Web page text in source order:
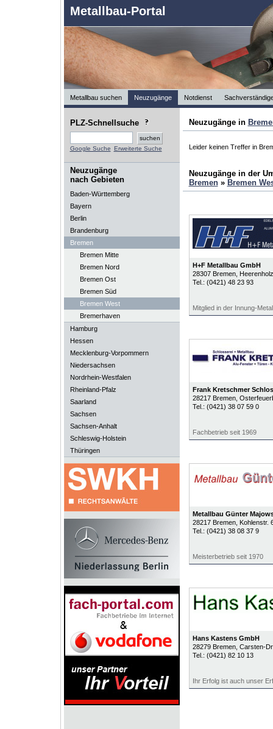
Metallbau-Portal
Metallbau suchen Neuzugänge Notdienst
PLZ-Schnellsuche
Google Suche Erweiterte Suche
Neuzugänge
nach Gebieten
Baden-Württemberg
Bayern
Berlin
Brandenburg
Bremen
Bremen Mitte
Bremen Nord
Bremen Ost
Bremen Süd
Bremen West
Bremerhaven
Hamburg
Hessen
Mecklenburg-Vorpommern
Niedersachsen
Nordrhein-Westfalen
Rheinland-Pfalz
Saarland
Sachsen
Sachsen-Anhalt
Schleswig-Holstein
Thüringen
Neuzugänge in
Leider keinen Treffer in
Neuzugänge in der
Bremen» Bremen
H+F Metallbau GmbH
28307 Bremen,
Tel.: (0421) 48 23 93
Mitglied in der Innung-
Frank Kretschmer
28217 Bremen,
Tel.: (0421) 38 07 59 0
Fachbetrieb seit 1969
Metallbau Günter
28217 Bremen, Kohlenstr.
Tel.: (0421) 38 08 37 9
Meisterbetrieb seit 1970
Hans Kastens GmbH
28279 Bremen, Carsten-
Tel.: (0421) 82 10 13
Ihr Erfolg ist auch unser